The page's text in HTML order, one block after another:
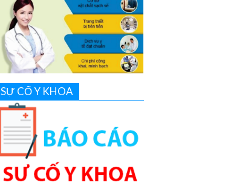
SỰ CỐ Y KHOA